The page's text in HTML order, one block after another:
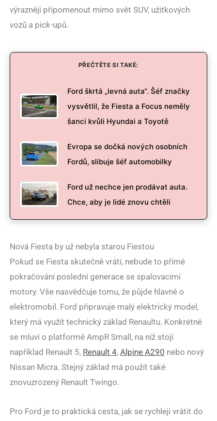
výrazněji připomenout mimo svět SUV, užitkových
vozů a pick-upů.
PŘEČTĚTE SI TAKÉ:
Ford škrtá „levná auta“. Šéf značky
vysvětlil, že Fiesta a Focus neměly
šanci kvůli Hyundai a Toyotě
Evropa se dočká nových osobních
Fordů, slibuje šéf automobilky
Ford už nechce jen prodávat auta.
Chce, aby je lidé znovu chtěli
Nová Fiesta by už nebyla starou Fiestou
Pokud se Fiesta skutečně vrátí, nebude to přímé
pokračování poslední generace se spalovacími
motory. Vše nasvědčuje tomu, že půjde hlavně o
elektromobil. Ford připravuje malý elektrický model,
který má využít technický základ Renaultu. Konkrétně
se mluví o platformě AmpR Small, na níž stojí
například Renault 5, Renault 4, Alpine A290 nebo nový
Nissan Micra. Stejný základ má použít také
znovuzrozený Renault Twingo.
Pro Ford je to praktická cesta, jak se rychleji vrátit do